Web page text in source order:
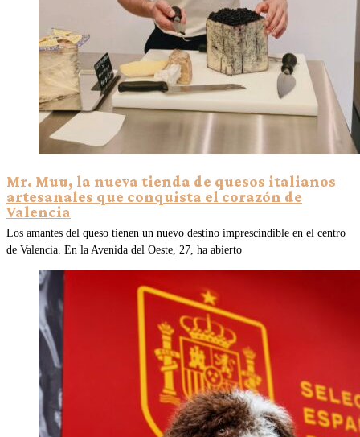
Mr. Muu, la nueva tienda de quesos italianos
artesanales que conquista el corazón de
Valencia
Los amantes del queso tienen un nuevo destino imprescindible en el centro
de Valencia. En la Avenida del Oeste, 27, ha abierto